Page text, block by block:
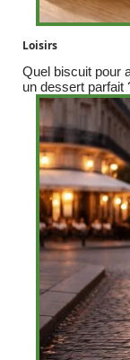
Loisirs
Quel biscuit pour
un dessert parfait